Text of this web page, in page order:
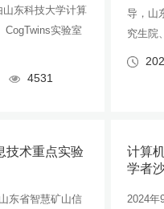
山东科技大学计算
CogTwins实验室
4531
导，山
究生院
技术重点实验
东省智慧矿山信
计算
学者
2024年